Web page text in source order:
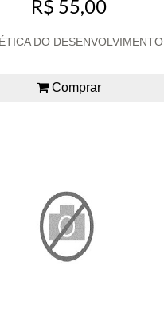
R$ 55,00
DO DESENVOLVIMENTO
Comprar